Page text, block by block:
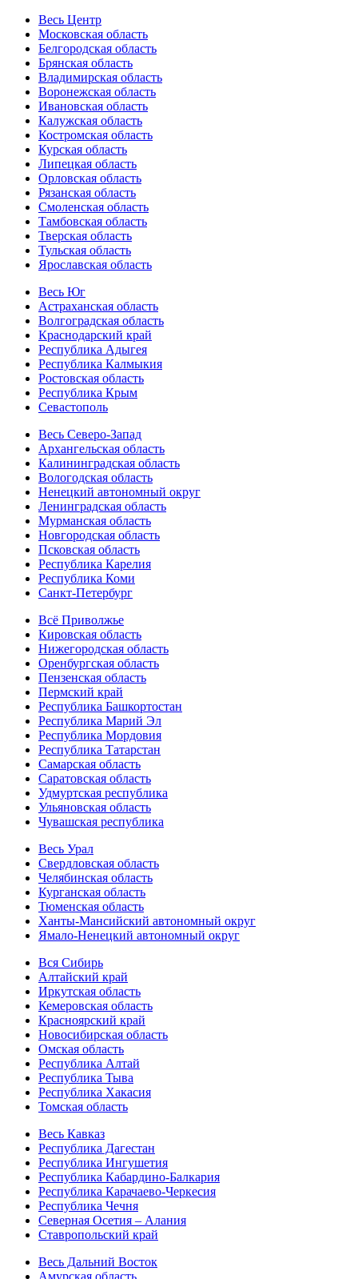
Весь Центр
Московская область
Белгородская область
Брянская область
Владимирская область
Воронежская область
Ивановская область
Калужская область
Костромская область
Курская область
Липецкая область
Орловская область
Рязанская область
Смоленская область
Тамбовская область
Тверская область
Тульская область
Ярославская область
Весь Юг
Астраханская область
Волгоградская область
Краснодарский край
Республика Адыгея
Республика Калмыкия
Ростовская область
Республика Крым
Севастополь
Весь Северо-Запад
Архангельская область
Калининградская область
Вологодская область
Ненецкий автономный округ
Ленинградская область
Мурманская область
Новгородская область
Псковская область
Республика Карелия
Республика Коми
Санкт-Петербург
Всё Приволжье
Кировская область
Нижегородская область
Оренбургская область
Пензенская область
Пермский край
Республика Башкортостан
Республика Марий Эл
Республика Мордовия
Республика Татарстан
Самарская область
Саратовская область
Удмуртская республика
Ульяновская область
Чувашская республика
Весь Урал
Свердловская область
Челябинская область
Курганская область
Тюменская область
Ханты-Мансийский автономный округ
Ямало-Ненецкий автономный округ
Вся Сибирь
Алтайский край
Иркутская область
Кемеровская область
Красноярский край
Новосибирская область
Омская область
Республика Алтай
Республика Тыва
Республика Хакасия
Томская область
Весь Кавказ
Республика Дагестан
Республика Ингушетия
Республика Кабардино-Балкария
Республика Карачаево-Черкесия
Республика Чечня
Северная Осетия – Алания
Ставропольский край
Весь Дальний Восток
Амурская область